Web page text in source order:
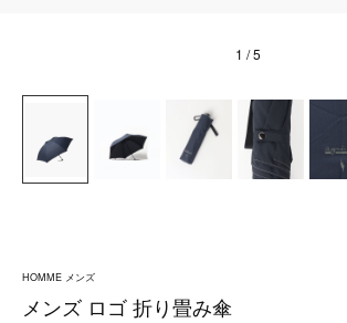
1 / 5
HOMME メンズ
メンズ ロゴ 折り畳み傘